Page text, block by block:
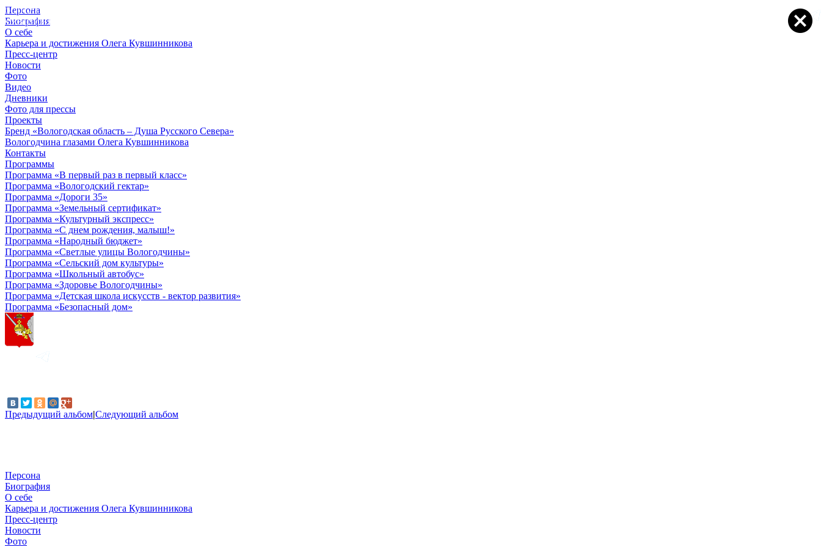
Персона
Биография
О себе
Карьера и достижения Олега Кувшинникова
Пресс-центр
Новости
Фото
Видео
Дневники
Фото для прессы
Проекты
Бренд «Вологодская область – Душа Русского Севера»
Вологодчина глазами Олега Кувшинникова
Контакты
Программы
Программа «В первый раз в первый класс»
Программа «Вологодский гектар»
Программа «Дороги 35»
Программа «Земельный сертификат»
Программа «Культурный экспресс»
Программа «С днем рождения, малыш!»
Программа «Народный бюджет»
Программа «Светлые улицы Вологодчины»
Программа «Сельский дом культуры»
Программа «Школьный автобус»
Программа «Здоровье Вологодчины»
Программа «Детская школа искусств - вектор развития»
Программа «Безопасный дом»
Предыдущий альбом|Следующий альбом
© 2012 - 2023,
КУВШИННИКОВ О.А.
Персона
Биография
О себе
Карьера и достижения Олега Кувшинникова
Пресс-центр
Новости
Фото